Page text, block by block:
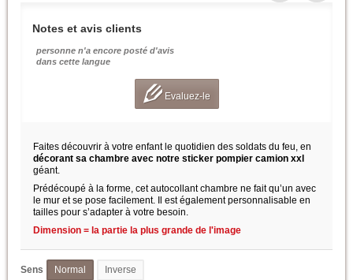
Notes et avis clients
personne n'a encore posté d'avis
dans cette langue
Evaluez-le
Faites découvrir à votre enfant le quotidien des soldats du feu, en
décorant sa chambre avec notre sticker pompier camion xxl
géant.
Prédécoupé à la forme, cet autocollant chambre ne fait qu’un avec
le mur et se pose facilement. Il est également personnalisable en
tailles pour s’adapter à votre besoin.
Dimension = la partie la plus grande de l'image
Sens Normal Inverse